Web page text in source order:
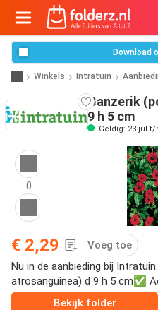
Download
Winkels Intratuin
Ganzerik
9 h 5 cm
Geldig: 23 jul t/
0
€ 2,29
Voeg toe
Nu in de aanbieding bij
atrosanguinea) d 9 h 5 cm✅
Bekijk folder